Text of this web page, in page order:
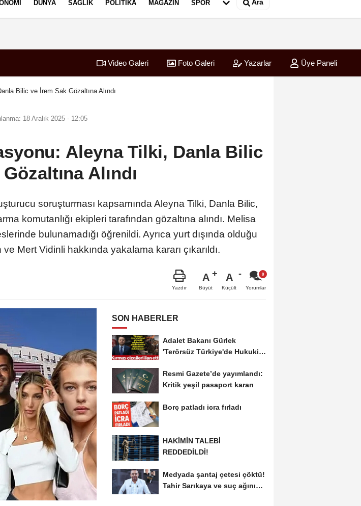
DÜNYA SAĞLIK POLITIKA MAGAZIN SPOR Ara
Video Galeri Foto Galeri Yazarlar Üye Paneli
Bilic ve İrem Sak Gözaltına Alındı
18 Aralık 2025 - 12:05
Aleyna Tilki, Danla Bilic
Alındı
soruşturması kapsamında Aleyna Tilki, Danla Bilic,
komutanlığı ekipleri tarafından gözaltına alındı. Melisa
bulunamadığı öğrenildi. Ayrıca yurt dışında olduğu
Mert Vidinli hakkında yakalama kararı çıkarıldı.
Yazdır
A
Büyüt
A
Küçült Yorumlar
SON HABERLER
Adalet Bakanı Gürlek
'Terörsüz Türkiye'de Hukuki
Resmi Gazete’de yayımlandı:
Kritik yeşil pasaport kararı
Borç patladı icra fırladı
HAKİMİN TALEBİ
REDDEDİLDİ!
Medyada şantaj çetesi çöktü!
Tahir Sarıkaya ve suç ağının